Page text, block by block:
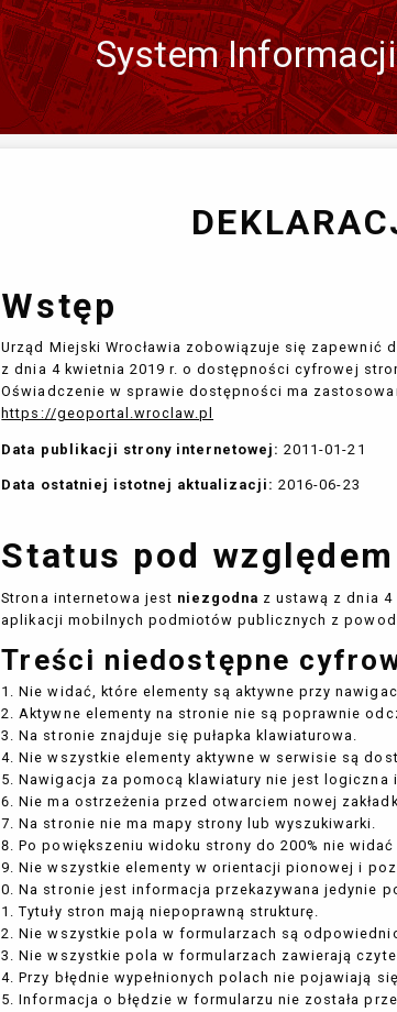
System
Wstęp
Urząd Miejski Wrocławia zobowiązuje się zapewnić
z dnia 4 kwietnia 2019 r. o dostępności cyfrowej
Oświadczenie w sprawie dostępności ma
https://geoportal.wroclaw.pl
Data publikacji strony internetowej: 2011-01-21
Data ostatniej istotnej aktualizacji: 2016-06-23
Status pod
Strona internetowa jest niezgodna z ustawą z dnia
aplikacji mobilnych podmiotów publicznych z
Treści niedostępne
Nie widać, które elementy są aktywne przy
Aktywne elementy na stronie nie są poprawnie
Na stronie znajduje się pułapka klawiaturowa.
Nie wszystkie elementy aktywne w serwisie są
Nawigacja za pomocą klawiatury nie jest logiczna
Nie ma ostrzeżenia przed otwarciem nowej
Na stronie nie ma mapy strony lub wyszukiwarki.
Po powiększeniu widoku strony do 200% nie
Nie wszystkie elementy w orientacji pionowej i
Na stronie jest informacja przekazywana jedynie
Tytuły stron mają niepoprawną strukturę.
Nie wszystkie pola w formularzach są
Nie wszystkie pola w formularzach zawierają
Przy błędnie wypełnionych polach nie pojawiają
Informacja o błędzie w formularzu nie została